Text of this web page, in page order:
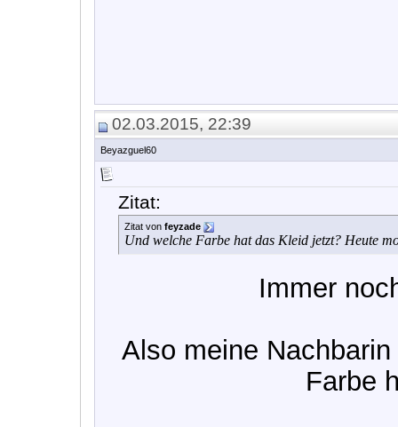
02.03.2015, 22:39
Beyazguel60
Zitat:
Zitat von feyzade
Und welche Farbe hat das Kleid jetzt? Heute
Immer
Also meine
Farbe